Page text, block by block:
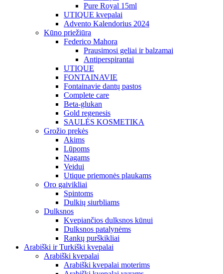
Pure Royal 15ml
UTIQUE kvepalai
Advento Kalendorius 2024
Kūno priežiūra
Federico Mahora
Prausimosi geliai ir balzamai
Antiperspirantai
UTIQUE
FONTAINAVIE
Fontainavie dantų pastos
Complete care
Beta-glukan
Gold regenesis
SAULĖS KOSMETIKA
Grožio prekės
Akims
Lūpoms
Nagams
Veidui
Utique priemonės plaukams
Oro gaivikliai
Spintoms
Dulkių siurbliams
Dulksnos
Kvepiančios dulksnos kūnui
Dulksnos patalynėms
Rankų purškikliai
Arabiški ir Turkiški kvepalai
Arabiški kvepalai
Arabiški kvepalai moterims